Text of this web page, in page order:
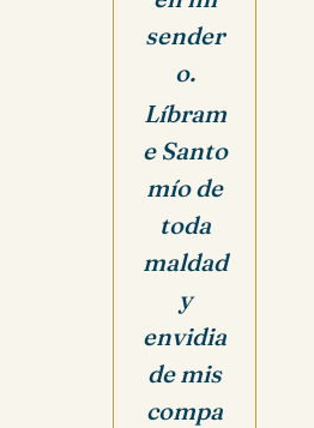
sender
o.
Líbram
e Santo
mío de
toda
maldad
y
envidia
de mis
compa